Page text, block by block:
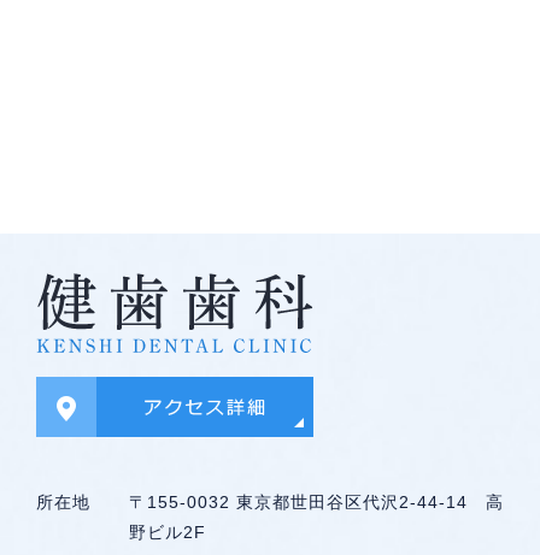
所在地
〒155-0032 東京都世田谷区代沢2-44-14 高
野ビル2F